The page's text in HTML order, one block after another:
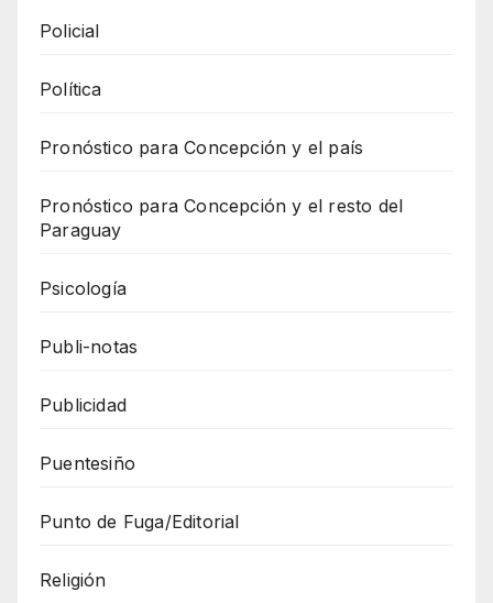
Policial
Política
Pronóstico para Concepción y el país
Pronóstico para Concepción y el resto del
Paraguay
Psicología
Publi-notas
Publicidad
Puentesiño
Punto de Fuga/Editorial
Religión